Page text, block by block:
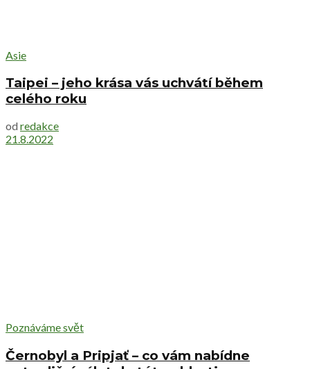
Asie
Taipei – jeho krása vás uchvátí během
celého roku
od redakce
21.8.2022
Poznáváme svět
Černobyl a Pripjať – co vám nabídne